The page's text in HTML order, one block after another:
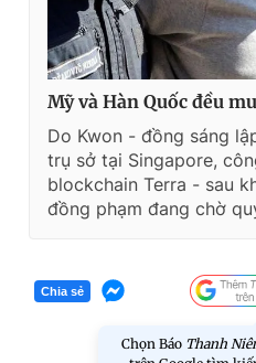
Mỹ và Hàn Quốc đều
Do Kwon - đồng sáng
trụ sở tại Singapore,
blockchain Terra - sau
đồng phạm đang chờ
Chia sẻ
Chọn Báo Thanh